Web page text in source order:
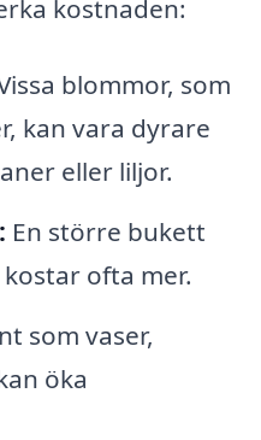
kostnaden:
blommor, som
kan vara dyrare
eller liljor.
En större bukett
ofta mer.
som vaser,
öka